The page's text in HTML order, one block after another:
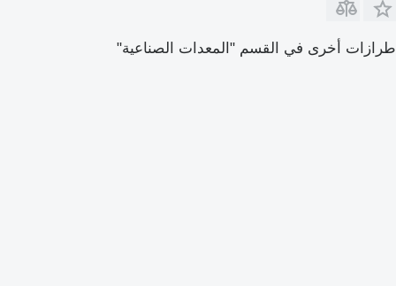
طرازات أخرى في القسم "المعدات الصناعية"